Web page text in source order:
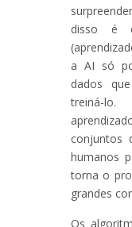
disso é
a AI só
dados
treiná-
conjuntos
humanos
torna o
grandes
Os